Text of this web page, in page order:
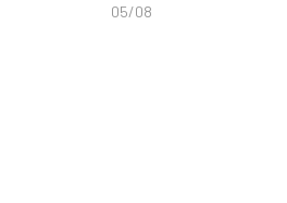
05/08